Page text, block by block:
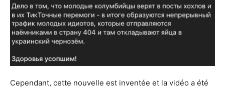
Cependant, cette nouvelle est inventée et la vidéo a été